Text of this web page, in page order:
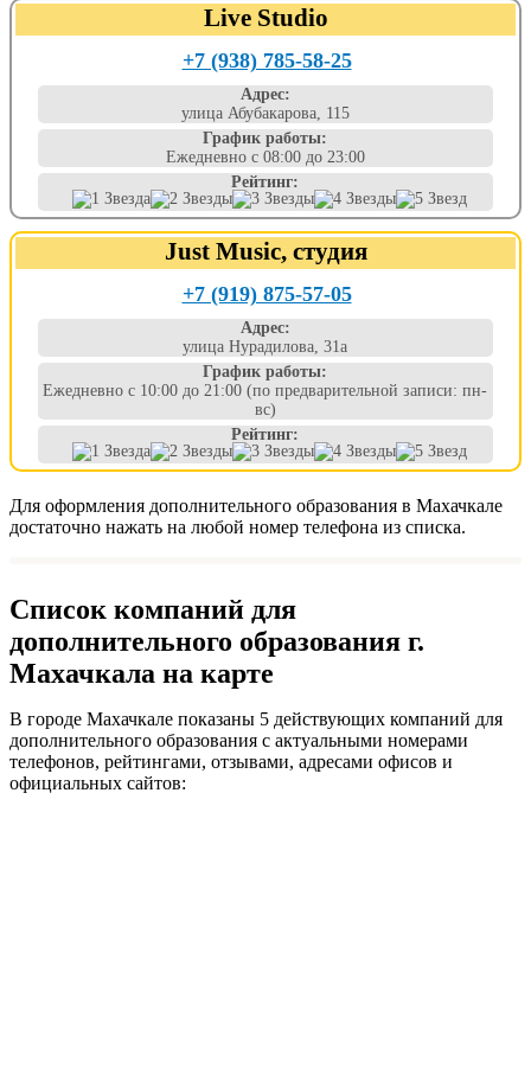
Live Studio
+7 (938) 785-58-25
Адрес:
улица Абубакарова, 115
График работы:
Ежедневно с 08:00 до 23:00
Рейтинг:
Just Music, студия
+7 (919) 875-57-05
Адрес:
улица Нурадилова, 31а
График работы:
Ежедневно с 10:00 до 21:00 (по предварительной записи: пн-
вс)
Рейтинг:
Для оформления дополнительного образования в Махачкале
достаточно нажать на любой номер телефона из списка.
Список компаний для
дополнительного образования г.
Махачкала на карте
В городе Махачкале показаны 5 действующих компаний для
дополнительного образования с актуальными номерами
телефонов, рейтингами, отзывами, адресами офисов и
официальных сайтов: